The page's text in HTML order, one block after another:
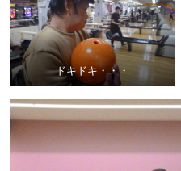
ドキドキ・・・